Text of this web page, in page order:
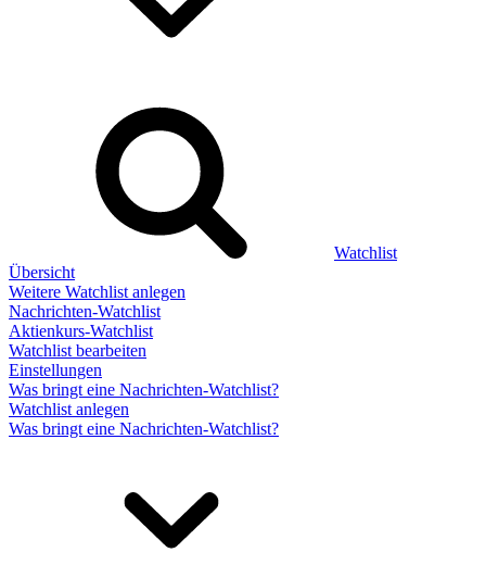
Watchlist
Übersicht
Weitere Watchlist anlegen
Nachrichten-Watchlist
Aktienkurs-Watchlist
Watchlist bearbeiten
Einstellungen
Was bringt eine Nachrichten-Watchlist?
Watchlist anlegen
Was bringt eine Nachrichten-Watchlist?